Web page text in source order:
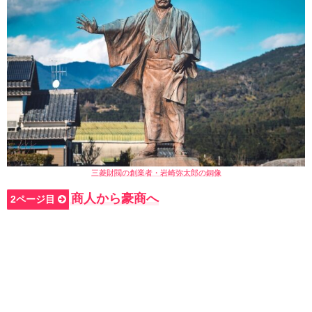
三菱財閥の創業者・岩崎弥太郎の銅像
2ページ目 商人から豪商へ